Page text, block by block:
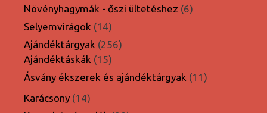
termék
Növényhagymák - őszi ültetéshez 66
Selyemvirágok 1414
termék
Ajándéktárgyak 256256
Ajándéktáskák 1515
termék
Ásvány ékszerek és ajándéktárgyak 1111
Karácsony 1414